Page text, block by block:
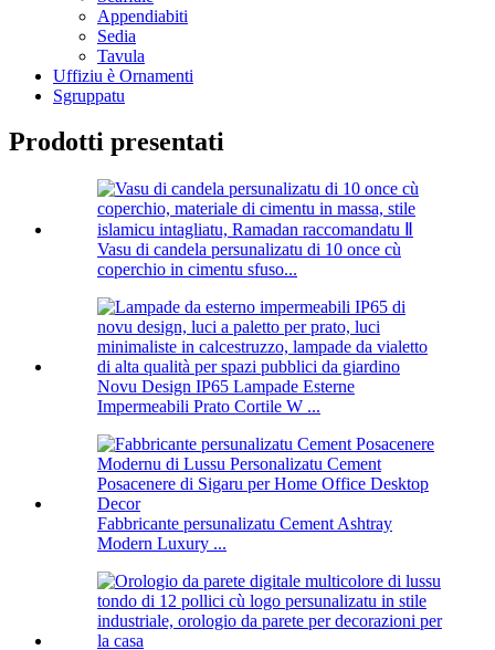
Appendiabiti
Sedia
Tavula
Uffiziu è Ornamenti
Sgruppatu
Prodotti presentati
Vasu di candela persunalizatu di 10 once cù
coperchio in cimentu sfuso...
Novu Design IP65 Lampade Esterne
Impermeabili Prato Cortile W ...
Fabbricante persunalizatu Cement Ashtray
Modern Luxury ...